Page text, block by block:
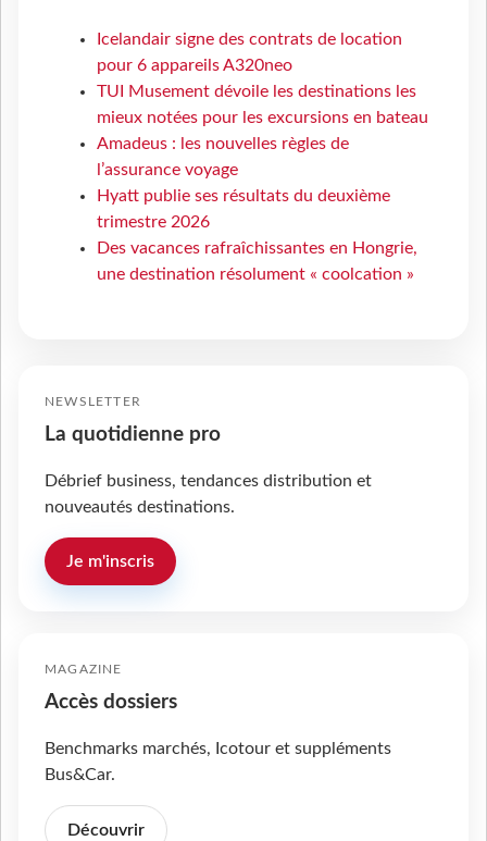
Icelandair signe des contrats de location
pour 6 appareils A320neo
TUI Musement dévoile les destinations les
mieux notées pour les excursions en bateau
Amadeus : les nouvelles règles de
l’assurance voyage
Hyatt publie ses résultats du deuxième
trimestre 2026
Des vacances rafraîchissantes en Hongrie,
une destination résolument « coolcation »
NEWSLETTER
La quotidienne pro
Débrief business, tendances distribution et
nouveautés destinations.
Je m'inscris
MAGAZINE
Accès dossiers
Benchmarks marchés, Icotour et suppléments
Bus&Car.
Découvrir